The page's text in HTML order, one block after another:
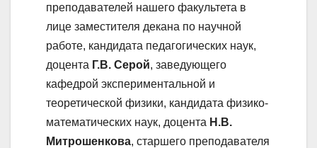
преподавателей нашего факультета в
лице заместителя декана по научной
работе, кандидата педагогических наук,
доцента Г.В. Серой, заведующего
кафедрой экспериментальной и
теоретической физики, кандидата физико-
математических наук, доцента Н.В.
Митрошенкова, старшего преподавателя